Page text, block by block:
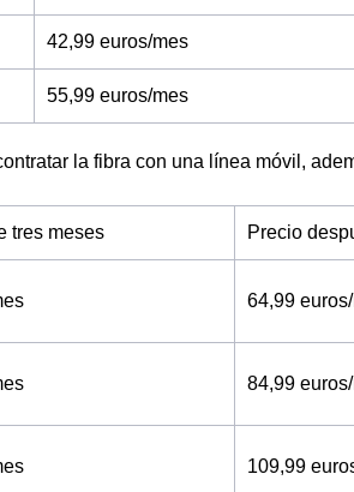
42,99 euros/mes
55,99 euros/mes
la fibra con una línea móvil,
tres meses Precio
64,99
84,99
109,99